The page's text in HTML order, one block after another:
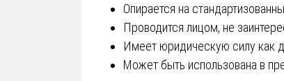
Опирается на
Проводится лицом, не
Имеет юридическую силу как
Может быть использована в